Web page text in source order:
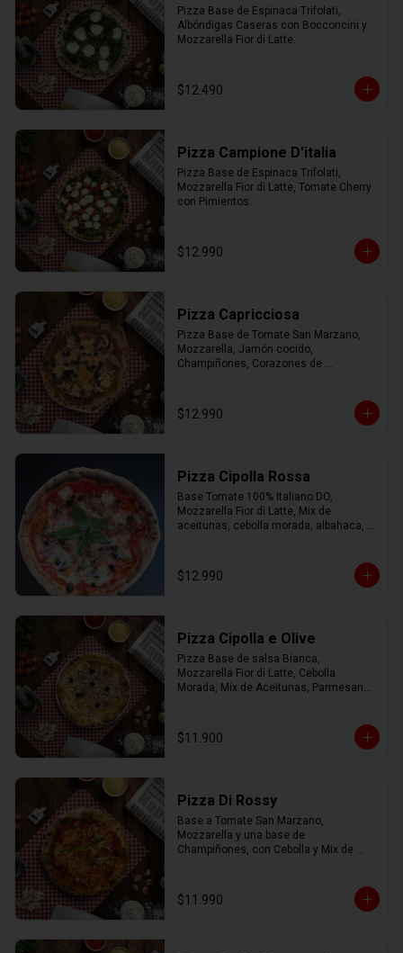
Pizza Base de Espinaca Trifolati,
Albóndigas Caseras con Bocconcini y
Mozzarella Fior di Latte.
$12.490
Pizza Campione D'italia
Pizza Base de Espinaca Trifolati,
Mozzarella Fior di Latte, Tomate Cherry
con Pimientos.
$12.990
Pizza Capricciosa
Pizza Base de Tomate San Marzano,
Mozzarella, Jamón cocido,
Champiñones, Corazones de
$12.990
Pizza Cipolla Rossa
Base Tomate 100% Italiano DO,
Mozzarella Fior di Latte, Mix de
aceitunas, cebolla morada, albahaca,
$12.990
Pizza Cipolla e Olive
Pizza Base de salsa Bianca,
Mozzarella Fior di Latte, Cebolla
Morada, Mix de Aceitunas, Parmesano
$11.900
Pizza Di Rossy
Base a Tomate San Marzano,
Mozzarella y una base de
Champiñones, con Cebolla y Mix de
$11.990